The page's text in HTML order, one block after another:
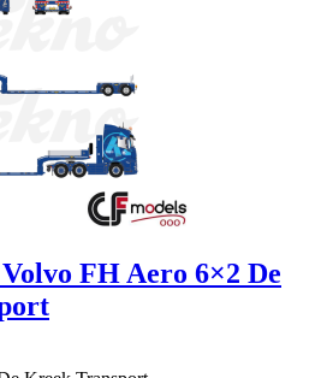
FH Aero 6×2 De